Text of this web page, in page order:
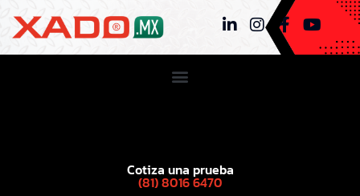
Cotiza una prueba
(81) 8016 6470